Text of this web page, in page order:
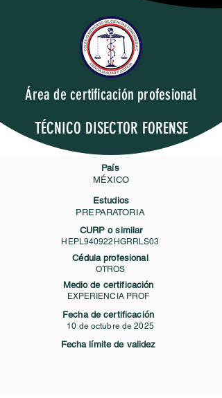
Área de certificación profesional
TÉCNICO DISECTOR FORENSE
País
MÉXICO
Estudios
PREPARATORIA
CURP o similar
HEPL940922HGRRLS03
Cédula profesional
OTROS
Medio de certificación
EXPERIENCIA PROF
Fecha de certificación
10 de octubre de 2025
Fecha límite de validez